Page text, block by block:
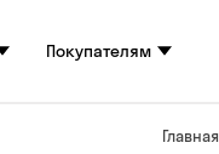
Покупателям
Главная